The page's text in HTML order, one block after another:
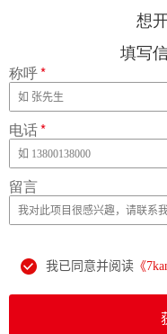
想
填写
称呼*
电话*
留言
我已同意并阅读 《